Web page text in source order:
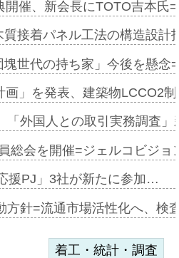
開催、新会長にTOTO吉本氏
質接着パネル工法の構造設
塊世代の持ち家」今後を懸
画」を発表、建築物LCCO2
「外国人との取引実務調査
総会を開催=ジェルコビジ
援PJ」3社が新たに参加…
方針=流通市場活性化へ、検
着工・統計・調査